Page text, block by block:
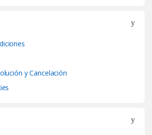
y Cancelación